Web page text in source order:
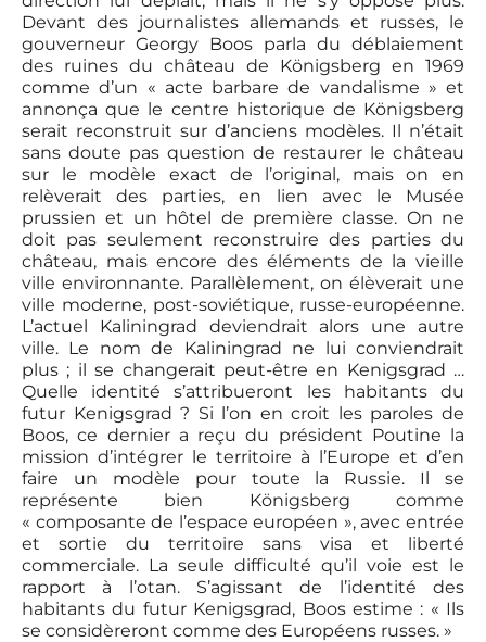
Devant des journalistes allemands et russes, le
gouverneur Georgy Boos parla du déblaiement
des ruines du château de Königsberg en 1969
comme d’un « acte barbare de vandalisme » et
annonça que le centre historique de Königsberg
serait reconstruit sur d’anciens modèles. Il n’était
sans doute pas question de restaurer le château
sur le modèle exact de l’original, mais on en
relèverait des parties, en lien avec le Musée
prussien et un hôtel de première classe. On ne
doit pas seulement reconstruire des parties du
château, mais encore des éléments de la vieille
ville environnante. Parallèlement, on élèverait une
ville moderne, post-soviétique, russe-européenne.
L’actuel Kaliningrad deviendrait alors une autre
ville. Le nom de Kaliningrad ne lui conviendrait
plus ; il se changerait peut-être en Kenigsgrad …
Quelle identité s’attribueront les habitants du
futur Kenigsgrad ? Si l’on en croit les paroles de
Boos, ce dernier a reçu du président Poutine la
mission d’intégrer le territoire à l’Europe et d’en
faire un modèle pour toute la Russie. Il se
représente bien Königsberg comme
« composante de l’espace européen », avec entrée
et sortie du territoire sans visa et liberté
commerciale. La seule difficulté qu’il voie est le
rapport à l’otan. S’agissant de l’identité des
habitants du futur Kenigsgrad, Boos estime : « Ils
se considèreront comme des Européens russes. »